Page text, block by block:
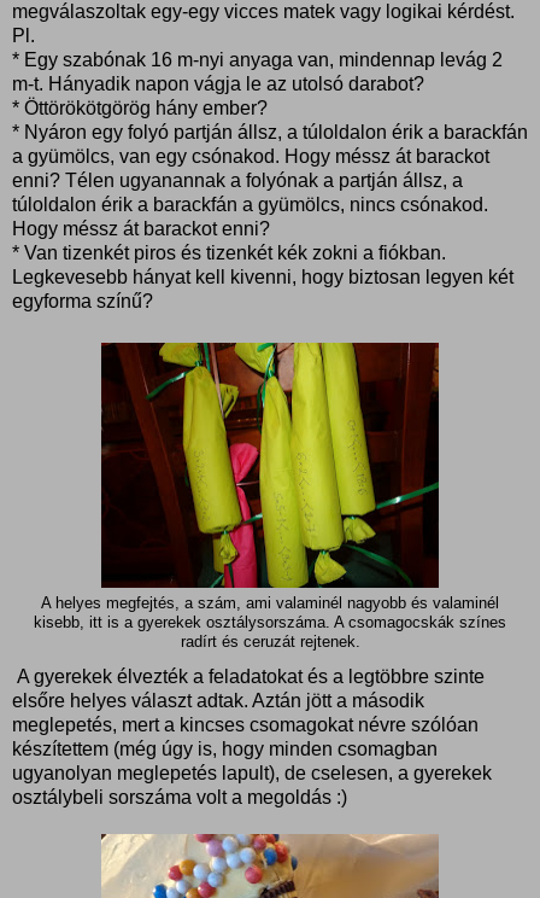
megválaszoltak egy-egy vicces matek vagy logikai kérdést.
Pl.
* Egy szabónak 16 m-nyi anyaga van, mindennap levág 2
m-t. Hányadik napon vágja le az utolsó darabot?
* Öttörökötgörög hány ember?
* Nyáron egy folyó partján állsz, a túloldalon érik a barackfán
a gyümölcs, van egy csónakod. Hogy méssz át barackot
enni? Télen ugyanannak a folyónak a partján állsz, a
túloldalon érik a barackfán a gyümölcs, nincs csónakod.
Hogy méssz át barackot enni?
* Van tizenkét piros és tizenkét kék zokni a fiókban.
Legkevesebb hányat kell kivenni, hogy biztosan legyen két
egyforma színű?
A helyes megfejtés, a szám, ami valaminél nagyobb és valaminél
kisebb, itt is a gyerekek osztálysorszáma. A csomagocskák színes
radírt és ceruzát rejtenek.
A gyerekek élvezték a feladatokat és a legtöbbre szinte
elsőre helyes választ adtak. Aztán jött a második
meglepetés, mert a kincses csomagokat névre szólóan
készítettem (még úgy is, hogy minden csomagban
ugyanolyan meglepetés lapult), de cselesen, a gyerekek
osztálybeli sorszáma volt a megoldás :)